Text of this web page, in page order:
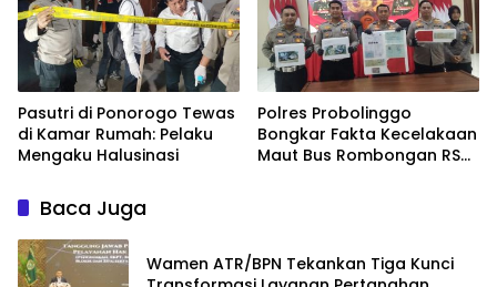
Pasutri di Ponorogo Tewas
di Kamar Rumah: Pelaku
Mengaku Halusinasi
Polres Probolinggo
Bongkar Fakta Kecelakaan
Maut Bus Rombongan RS
Baca Juga
Wamen ATR/BPN Tekankan Tiga Kunci